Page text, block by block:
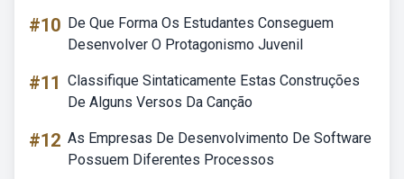
#10 De Que Forma Os Estudantes Conseguem
Desenvolver O Protagonismo Juvenil
#11 Classifique Sintaticamente Estas Construções
De Alguns Versos Da Canção
#12 As Empresas De Desenvolvimento De Software
Possuem Diferentes Processos